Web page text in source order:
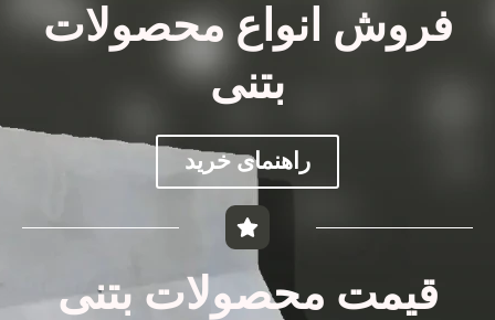
فروش انواع محصولات
بتنی
راهنمای خرید
قیمت محصولات بتنی